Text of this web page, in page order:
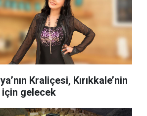
Kraliçesi, Kırıkkale’nin
için gelecek